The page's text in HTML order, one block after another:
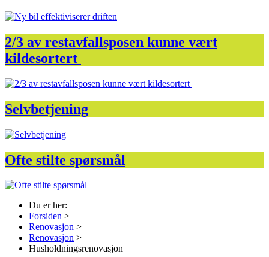
2/3 av restavfallsposen kunne vært
kildesortert
Selvbetjening
Ofte stilte spørsmål
Du er her:
Forsiden >
Renovasjon >
Renovasjon >
Husholdningsrenovasjon